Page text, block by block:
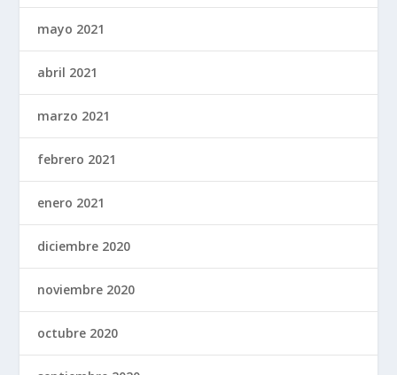
mayo 2021
abril 2021
marzo 2021
febrero 2021
enero 2021
diciembre 2020
noviembre 2020
octubre 2020